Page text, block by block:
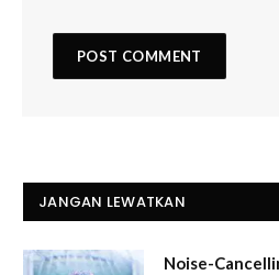
JANGAN LEWATKAN
Noise-